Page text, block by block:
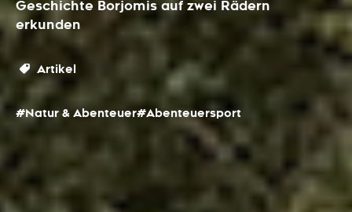
Geschichte Borjomis auf zwei Rädern
erkunden
Artikel
#Natur & Abenteuer#Abenteuersport